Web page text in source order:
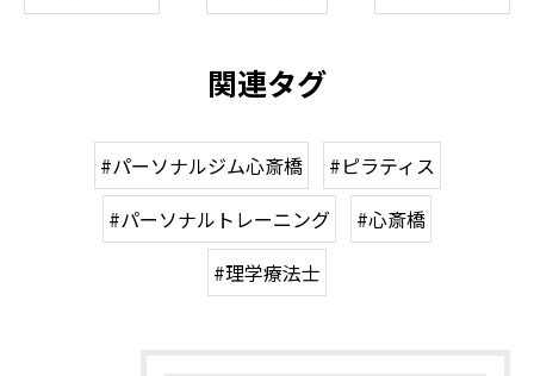
関連タグ
#パーソナルジム心斎橋
#ピラティス
#パーソナルトレーニング
#心斎橋
#理学療法士